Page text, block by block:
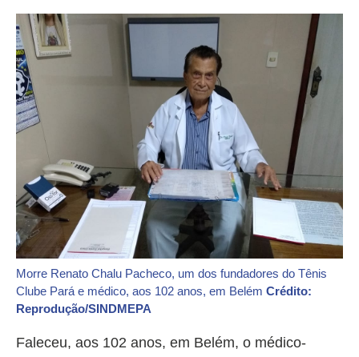
Morre Renato Chalu Pacheco, um dos fundadores do Tênis
Clube Pará e médico, aos 102 anos, em Belém Crédito:
Reprodução/SINDMEPA
Faleceu, aos 102 anos, em Belém, o médico-